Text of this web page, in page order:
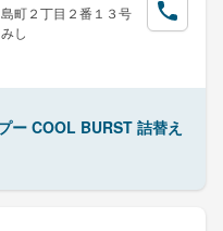
町２丁目２番１３号
し
ー COOL BURST 詰替え